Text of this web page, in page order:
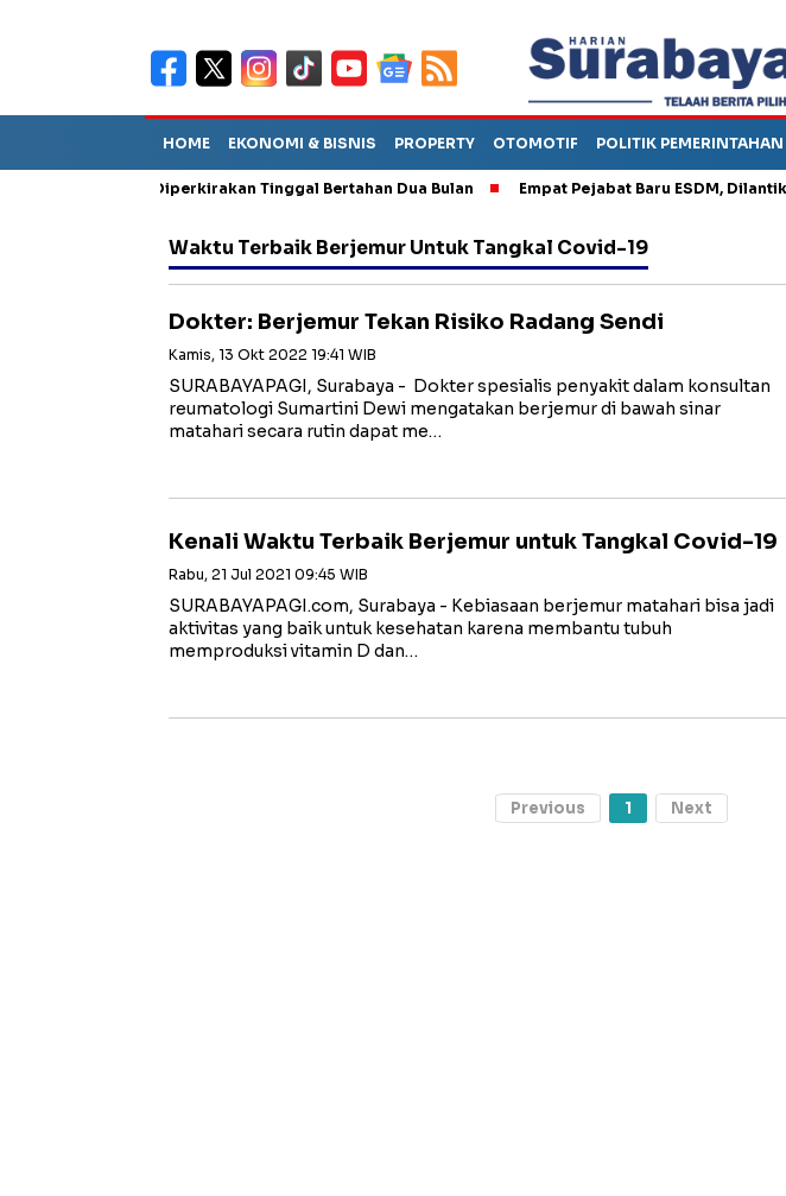
HOME EKONOMI & BISNIS PROPERTY OTOMOTIF POLITIK PEMERINTAHAN
Sebut TPA Diperkirakan Tinggal Bertahan Dua Bulan Empat Pejabat Baru ESDM, Dilantik Bahlil
Waktu Terbaik Berjemur Untuk Tangkal Covid-19
Dokter: Berjemur Tekan Risiko Radang Sendi
Kamis, 13 Okt 2022 19:41 WIB
SURABAYAPAGI, Surabaya - Dokter spesialis penyakit dalam konsultan
reumatologi Sumartini Dewi mengatakan berjemur di bawah sinar
matahari secara rutin dapat me…
Kenali Waktu Terbaik Berjemur untuk Tangkal Covid-19
Rabu, 21 Jul 2021 09:45 WIB
SURABAYAPAGI.com, Surabaya - Kebiasaan berjemur matahari bisa jadi
aktivitas yang baik untuk kesehatan karena membantu tubuh
memproduksi vitamin D dan…
Previous 1 Next